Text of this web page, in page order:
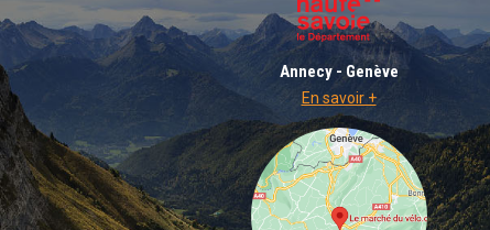
Annecy - Genève
En savoir +